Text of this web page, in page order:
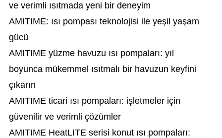
ve verimli ısıtmada yeni bir deneyim
AMITIME: ısı pompası teknolojisi ile yeşil yaşam
gücü
AMITIME yüzme havuzu ısı pompaları: yıl
boyunca mükemmel ısıtmalı bir havuzun keyfini
çıkarın
AMITIME ticari ısı pompaları: işletmeler için
güvenilir ve verimli çözümler
AMITIME HeatLITE serisi konut ısı pompaları: